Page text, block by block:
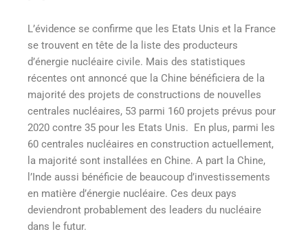
L’évidence se confirme que les Etats Unis et la France
se trouvent en tête de la liste des producteurs
d’énergie nucléaire civile. Mais des statistiques
récentes ont annoncé que la Chine bénéficiera de la
majorité des projets de constructions de nouvelles
centrales nucléaires, 53 parmi 160 projets prévus pour
2020 contre 35 pour les Etats Unis. En plus, parmi les
60 centrales nucléaires en construction actuellement,
la majorité sont installées en Chine. A part la Chine,
l’Inde aussi bénéficie de beaucoup d’investissements
en matière d’énergie nucléaire. Ces deux pays
deviendront probablement des leaders du nucléaire
dans le futur.